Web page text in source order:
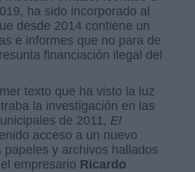
ha sido incorporado al
desde 2014 contiene un
e informes que no para de
financiación ilegal del
texto que ha visto la luz
la investigación en las
de 2011, El
acceso a un nuevo
papeles y archivos hallados
empresario Ricardo